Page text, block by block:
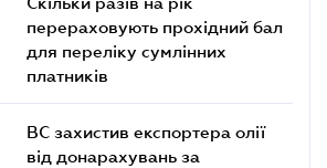
перераховують прохідний бал
для переліку сумлінних
платників
ВС захистив експортера олії
від донарахувань за